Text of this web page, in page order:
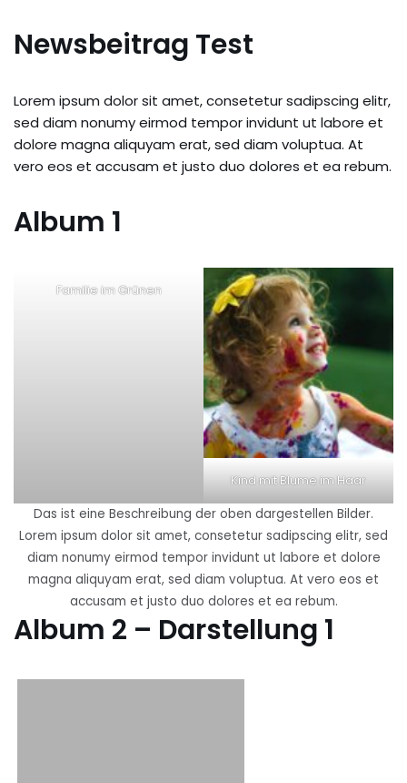
Zum
springen
Newsbeitrag Test
Lorem ipsum dolor sit amet, consetetur sadipscing elitr,
sed diam nonumy eirmod tempor invidunt ut labore et
dolore magna aliquyam erat, sed diam voluptua. At
vero eos et accusam et justo duo dolores et ea rebum.
Album 1
Familie im Grünen
Kind mit Blume im Haar
Das ist eine Beschreibung der oben dargestellen Bilder.
Lorem ipsum dolor sit amet, consetetur sadipscing elitr, sed
diam nonumy eirmod tempor invidunt ut labore et dolore
magna aliquyam erat, sed diam voluptua. At vero eos et
accusam et justo duo dolores et ea rebum.
Album 2 – Darstellung 1